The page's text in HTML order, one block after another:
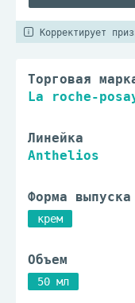
Корректирует
Торговая
La roche-
Линейка
Anthelios
Форма выпуска
крем
Объем
50 мл